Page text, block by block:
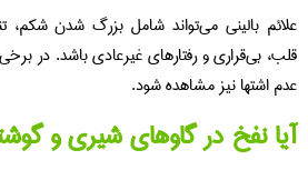
علائم بالینی می‌تواند شامل بزرگ شدن
قلب، بی‌قراری و رفتارهای غیرعادی باشد. در
عدم اشتها نیز مشاهده شود.
آیا نفخ در گاوهای شیری و